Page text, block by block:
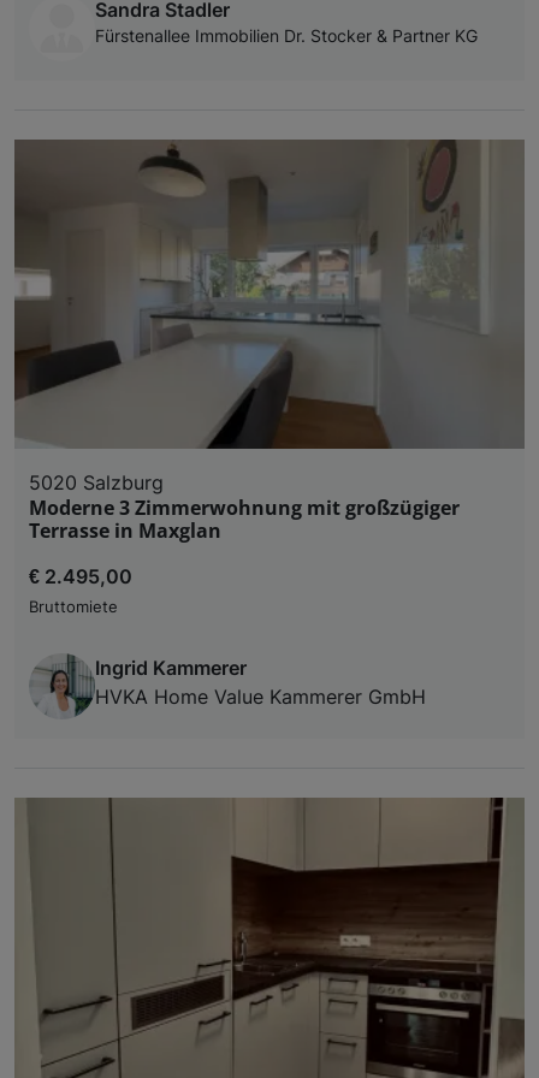
Sandra Stadler
Fürstenallee Immobilien Dr. Stocker & Partner KG
5020 Salzburg
Moderne 3 Zimmerwohnung mit großzügiger
Terrasse in Maxglan
€ 2.495,00
Bruttomiete
Ingrid Kammerer
HVKA Home Value Kammerer GmbH